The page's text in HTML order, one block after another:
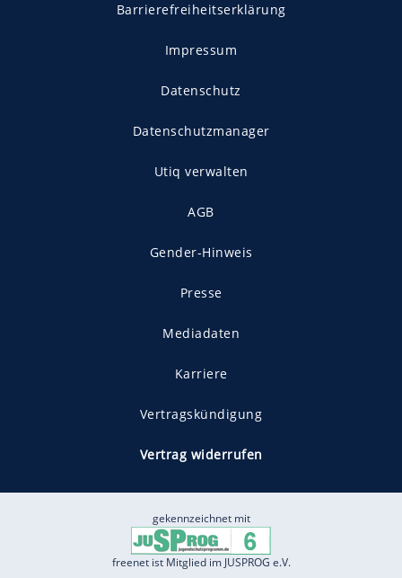
Barrierefreiheitserklärung
Impressum
Datenschutz
Datenschutzmanager
Utiq verwalten
AGB
Gender-Hinweis
Presse
Mediadaten
Karriere
Vertragskündigung
Vertrag widerrufen
gekennzeichnet mit
freenet ist Mitglied im JUSPROG e.V.